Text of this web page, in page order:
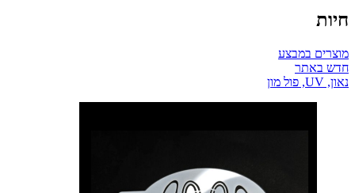
חיות
מוצרים במבצע
חדש באתר
נאון, UV, פול מון